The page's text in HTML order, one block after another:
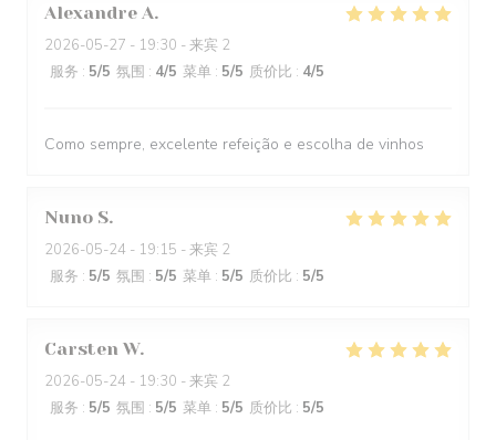
Alexandre A
2026-05-27 - 19:30 - 来宾 2
服务 : 5/5 氛围 : 4/5 菜单 : 5/5 质价比 : 4/5
Como sempre, excelente refeição e escolha de vinhos
Nuno S
2026-05-24 - 19:15 - 来宾 2
服务 : 5/5 氛围 : 5/5 菜单 : 5/5 质价比 : 5/5
Carsten W
2026-05-24 - 19:30 - 来宾 2
服务 : 5/5 氛围 : 5/5 菜单 : 5/5 质价比 : 5/5